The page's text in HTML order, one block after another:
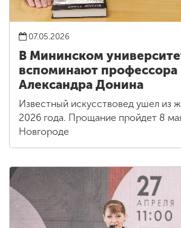
07.05.2026
В Мининском
вспоминают профессора
Александра Донина
Известный искусствовед ушел из
2026 года. Прощание пройдет 8
Новгороде